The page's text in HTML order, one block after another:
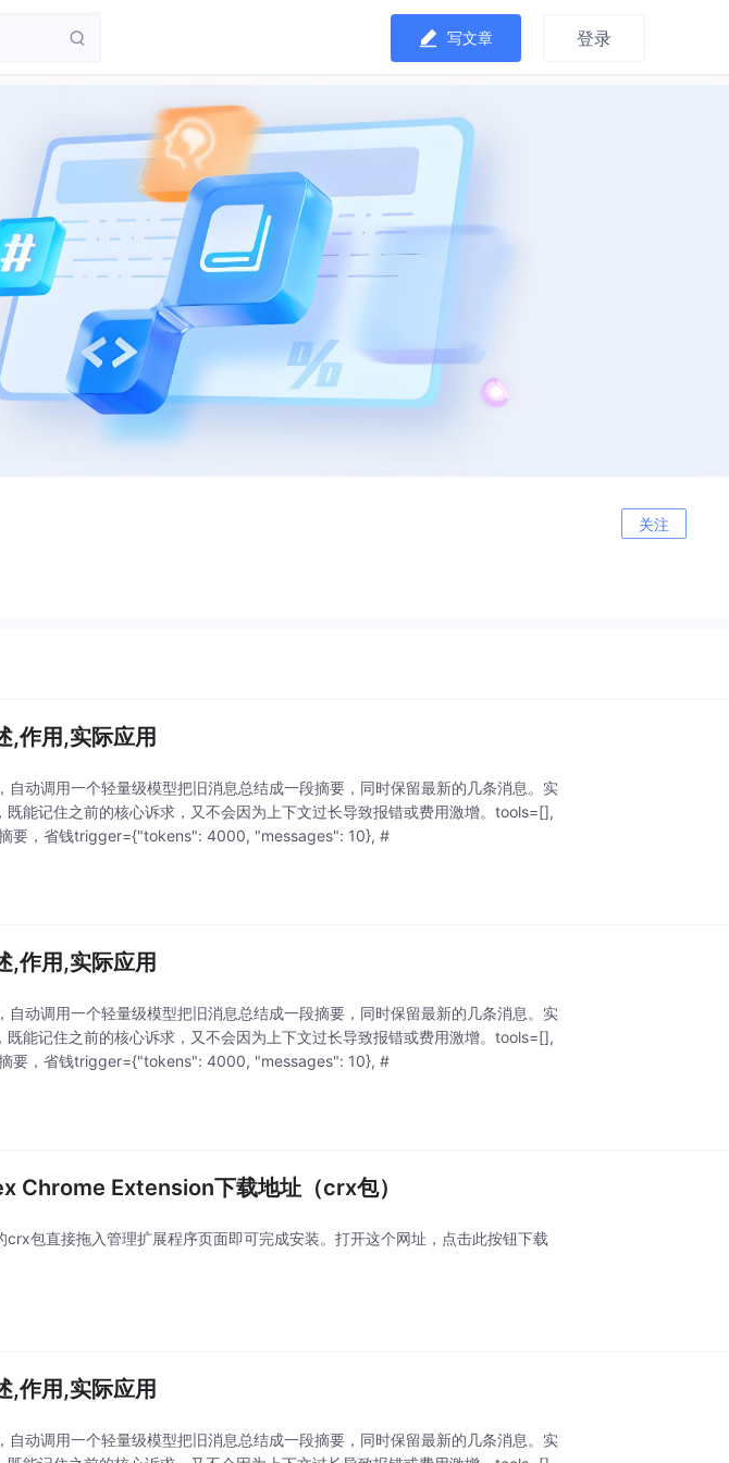
写文章 登录
关注
,作用,实际应用
动调用一个轻量级模型把旧消息总结成一段摘要，同时保留最新的几条消息。实
能记住之前的核心诉求，又不会因为上下文过长导致报错或费用激增。tools=[],
要，省钱trigger={"tokens": 4000, "messages": 10}, #
,作用,实际应用
动调用一个轻量级模型把旧消息总结成一段摘要，同时保留最新的几条消息。实
能记住之前的核心诉求，又不会因为上下文过长导致报错或费用激增。tools=[],
要，省钱trigger={"tokens": 4000, "messages": 10}, #
Chrome Extension下载地址（crx包）
包直接拖入管理扩展程序页面即可完成安装。打开这个网址，点击此按钮下载
,作用,实际应用
动调用一个轻量级模型把旧消息总结成一段摘要，同时保留最新的几条消息。实